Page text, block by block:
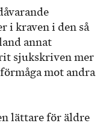
i kraven i den så
annat
sjukskriven mer
mot andra
lättare för äldre